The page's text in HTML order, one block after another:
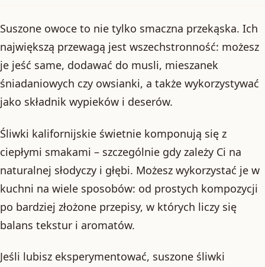
Suszone owoce to nie tylko smaczna przekąska. Ich
największą przewagą jest wszechstronność: możesz
je jeść same, dodawać do musli, mieszanek
śniadaniowych czy owsianki, a także wykorzystywać
jako składnik wypieków i deserów.
Śliwki kalifornijskie świetnie komponują się z
ciepłymi smakami – szczególnie gdy zależy Ci na
naturalnej słodyczy i głębi. Możesz wykorzystać je w
kuchni na wiele sposobów: od prostych kompozycji
po bardziej złożone przepisy, w których liczy się
balans tekstur i aromatów.
Jeśli lubisz eksperymentować, suszone śliwki